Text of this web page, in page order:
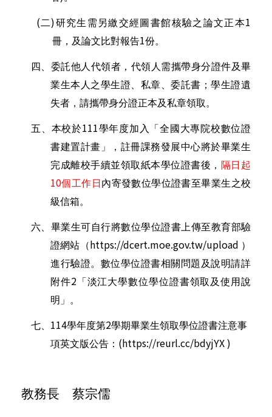
( 二)研究生需另繳交經圖書館核驗之論文正本1
冊，及論文比對報告1份。
四、委託他人代領者，代領人需攜帶身分證件及畢
業生本人之學生證、私章、委託書；學生證遺
失者，請攜帶身分證正本及私章領取。
五、本校於111學年度加入「全國大專院校數位證
書建置計畫」，註冊課務發展中心將於畢業生
完成離校手續並領取紙本學位證書後， 隔日起
10個工作日 內寄發數位學位證書至畢業生之校
級信箱。
六、畢業生可自行將數位學位證書上傳至教育部驗
證網站（https://dcert.moe.gov.tw/upload ）
進行驗證。數位學位證書相關問題及說明請詳
附件2「淡江大學數位學位證書領取及使用說
明」。
七、 114學年度第2學期畢業生領取學位證書注意事
項英文版公告： (https://reurl.cc/bdyjYX)
教務長 蔡宗儒